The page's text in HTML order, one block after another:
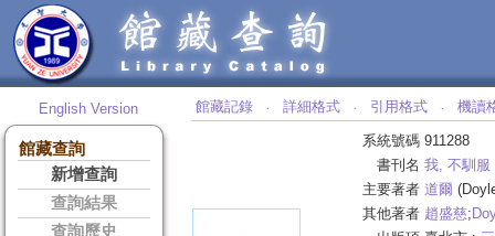
English Version
館藏查詢
新增查詢
查詢結果
查詢歷史
館藏記錄 ‧ 詳細格式 ‧ 引用格式 ‧ 機讀
系統號碼 911288
書刊名 我, 不馴服
主要著者 道爾
其他著者 趙盛慈;